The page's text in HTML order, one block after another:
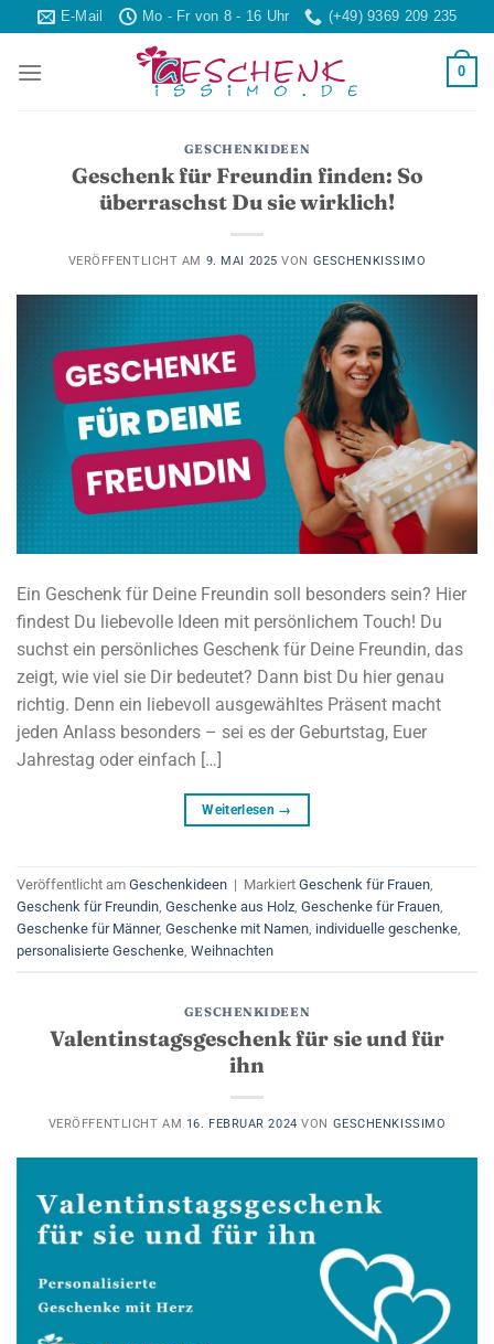
to
content
E-Mail Mo - Fr von 8 - 16 Uhr (+49) 9369 209 235
0
GESCHENKIDEEN
Geschenk für Freundin finden: So
überraschst Du sie wirklich!
VERÖFFENTLICHT AM 9. MAI 2025 VON GESCHENKISSIMO
Ein Geschenk für Deine Freundin soll besonders sein? Hier
findest Du liebevolle Ideen mit persönlichem Touch! Du
suchst ein persönliches Geschenk für Deine Freundin, das
zeigt, wie viel sie Dir bedeutet? Dann bist Du hier genau
richtig. Denn ein liebevoll ausgewähltes Präsent macht
jeden Anlass besonders – sei es der Geburtstag, Euer
Jahrestag oder einfach […]
Weiterlesen →
Veröffentlicht am Geschenkideen | Markiert Geschenk für Frauen,
Geschenk für Freundin, Geschenke aus Holz, Geschenke für Frauen,
Geschenke für Männer, Geschenke mit Namen, individuelle geschenke,
personalisierte Geschenke, Weihnachten
GESCHENKIDEEN
Valentinstagsgeschenk für sie und für
ihn
VERÖFFENTLICHT AM 16. FEBRUAR 2024 VON GESCHENKISSIMO